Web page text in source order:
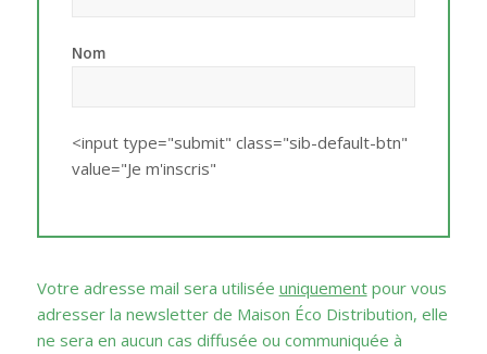
Nom
<input type="submit" class="sib-default-btn"
value="Je m'inscris"
Votre adresse mail sera utilisée uniquementpour vous
adresser la newsletter de Maison Éco Distribution, elle
ne sera en aucun cas diffusée ou communiquée à